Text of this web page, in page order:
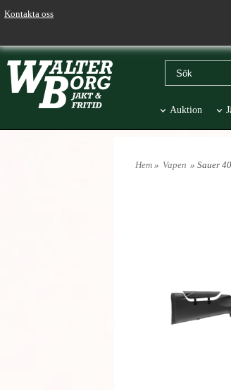
Kontakta oss
Auktion
Hem » Vapen » Sauer